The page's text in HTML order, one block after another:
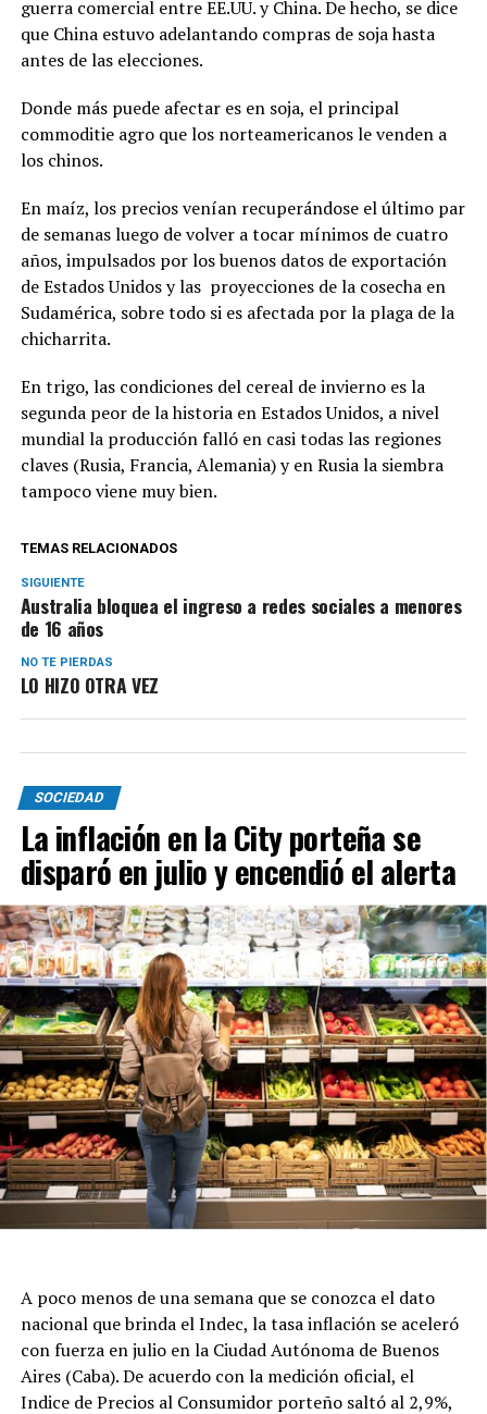
guerra comercial entre EE.UU. y China. De hecho, se dice
que China estuvo adelantando compras de soja hasta
antes de las elecciones.
Donde más puede afectar es en soja, el principal
commoditie agro que los norteamericanos le venden a
los chinos.
En maíz, los precios venían recuperándose el último par
de semanas luego de volver a tocar mínimos de cuatro
años, impulsados por los buenos datos de exportación
de Estados Unidos y las proyecciones de la cosecha en
Sudamérica, sobre todo si es afectada por la plaga de la
chicharrita.
En trigo, las condiciones del cereal de invierno es la
segunda peor de la historia en Estados Unidos, a nivel
mundial la producción falló en casi todas las regiones
claves (Rusia, Francia, Alemania) y en Rusia la siembra
tampoco viene muy bien.
TEMAS RELACIONADOS
SIGUIENTE
Australia bloquea el ingreso a redes sociales a menores
de 16 años
NO TE PIERDAS
LO HIZO OTRA VEZ
SOCIEDAD
La inflación en la City porteña se
disparó en julio y encendió el alerta
A poco menos de una semana que se conozca el dato
nacional que brinda el Indec, la tasa inflación se aceleró
con fuerza en julio en la Ciudad Autónoma de Buenos
Aires (Caba). De acuerdo con la medición oficial, el
Indice de Precios al Consumidor porteño saltó al 2,9%,